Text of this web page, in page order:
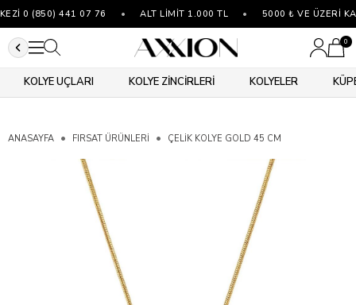
0 (850) 441 07 76 ALT LİMİT 1.000 TL 5000 ₺ VE ÜZERİ
0
KOLYE UÇLARI KOLYE ZİNCİRLERİ KOLYELER
ANASAYFA FIRSAT ÜRÜNLERİ ÇELIK KOLYE GOLD 45 CM